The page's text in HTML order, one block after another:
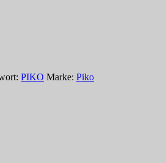
PIKO Marke: Piko